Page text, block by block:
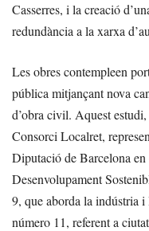
Casserres, i la creació
redundància a la xarxa
Les obres contempleen
pública mitjançant nova
d’obra civil. Aquest
Consorci Localret,
Diputació de Barcelona
Desenvolupament
9, que aborda la indústria
número 11, referent a